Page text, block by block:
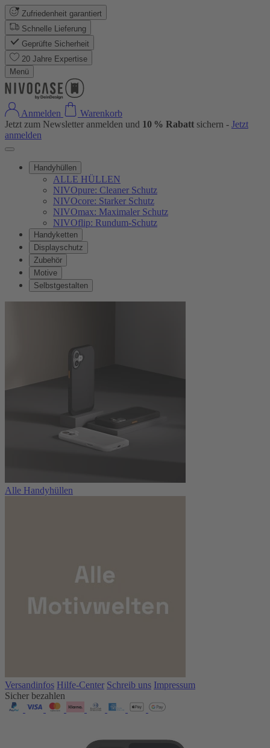
Zufriedenheit garantiert
Schnelle Lieferung
Geprüfte Sicherheit
20 Jahre Expertise
Menü
Anmelden
Warenkorb
Jetzt zum Newsletter anmelden und 10 % Rabatt sichern - Jetzt
anmelden
Handyhüllen
ALLE HÜLLEN
NIVOpure: Cleaner Schutz
NIVOcore: Starker Schutz
NIVOmax: Maximaler Schutz
NIVOflip: Rundum-Schutz
Handyketten
Displayschutz
Zubehör
Motive
Selbstgestalten
Alle Handyhüllen
Versandinfos Hilfe-Center Schreib uns Impressum
Sicher bezahlen